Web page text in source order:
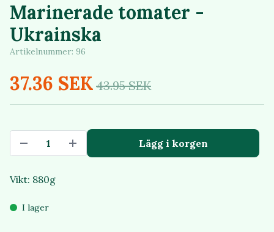
Marinerade tomater -
Ukrainska
Artikelnummer: 96
37.36 SEK 43.95 SEK
Lägg i korgen
Vikt: 880g
I lager